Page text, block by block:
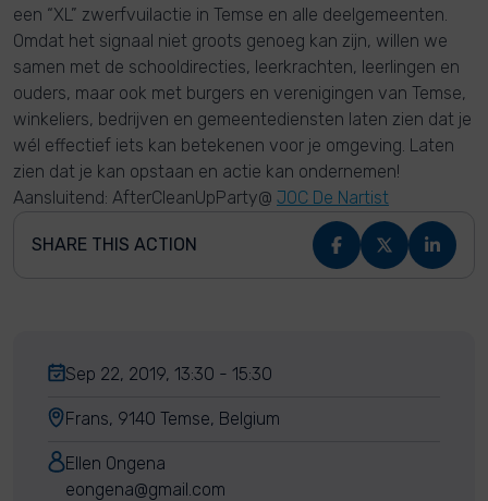
een “XL” zwerfvuilactie in Temse en alle deelgemeenten.
Omdat het signaal niet groots genoeg kan zijn, willen we
samen met de schooldirecties, leerkrachten, leerlingen en
ouders, maar ook met burgers en verenigingen van Temse,
winkeliers, bedrijven en gemeentediensten laten zien dat je
wél effectief iets kan betekenen voor je omgeving. Laten
zien dat je kan opstaan en actie kan ondernemen!
Aansluitend: AfterCleanUpParty@ JOC De Nartist
SHARE THIS ACTION
Sep 22, 2019, 13:30 - 15:30
Frans, 9140 Temse, Belgium
Ellen Ongena
eongena@gmail.com